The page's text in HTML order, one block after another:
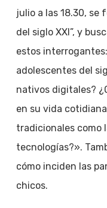
julio a las 18.30, se
del siglo XXI”, y
estos
adolescentes del
nativos digitales?
en su vida
tradicionales como
tecnologías?».
cómo inciden las
chicos.